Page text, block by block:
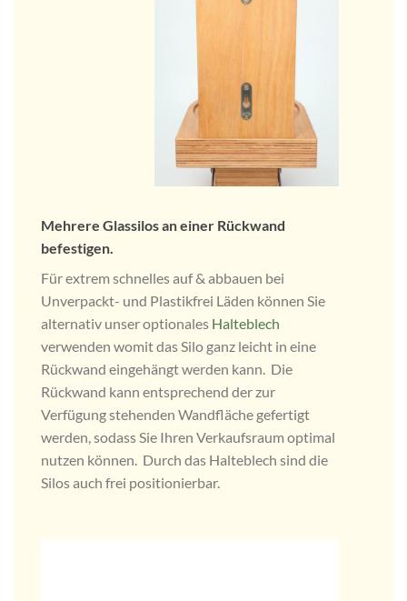
Mehrere Glassilos an einer Rückwand
befestigen.
Für extrem schnelles auf & abbauen bei
Unverpackt- und Plastikfrei Läden können Sie
alternativ unser optionales Halteblech
verwenden womit das Silo ganz leicht in eine
Rückwand eingehängt werden kann. Die
Rückwand kann entsprechend der zur
Verfügung stehenden Wandfläche gefertigt
werden, sodass Sie Ihren Verkaufsraum optimal
nutzen können. Durch das Halteblech sind die
Silos auch frei positionierbar.